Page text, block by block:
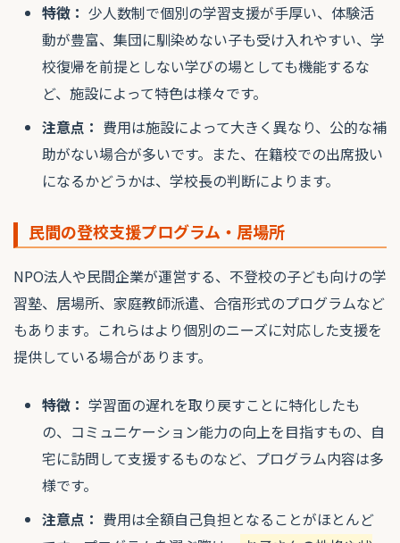
特徴： 少人数制で個別の学習支援が手厚い、体験活
動が豊富、集団に馴染めない子も受け入れやすい、学
校復帰を前提としない学びの場としても機能するな
ど、施設によって特色は様々です。
注意点： 費用は施設によって大きく異なり、公的な補
助がない場合が多いです。また、在籍校での出席扱い
になるかどうかは、学校長の判断によります。
民間の登校支援プログラム・居場所
NPO法人や民間企業が運営する、不登校の子ども向けの学
習塾、居場所、家庭教師派遣、合宿形式のプログラムなど
もあります。これらはより個別のニーズに対応した支援を
提供している場合があります。
特徴： 学習面の遅れを取り戻すことに特化したも
の、コミュニケーション能力の向上を目指すもの、自
宅に訪問して支援するものなど、プログラム内容は多
様です。
注意点： 費用は全額自己負担となることがほとんど